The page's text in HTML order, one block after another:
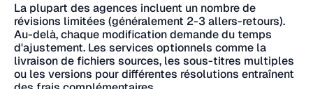
La plupart des agences incluent un nombre de
révisions limitées (généralement 2-3 allers-retours).
Au-delà, chaque modification demande du temps
d'ajustement. Les services optionnels comme la
livraison de fichiers sources, les sous-titres multiples
ou les versions pour différentes résolutions entraînent